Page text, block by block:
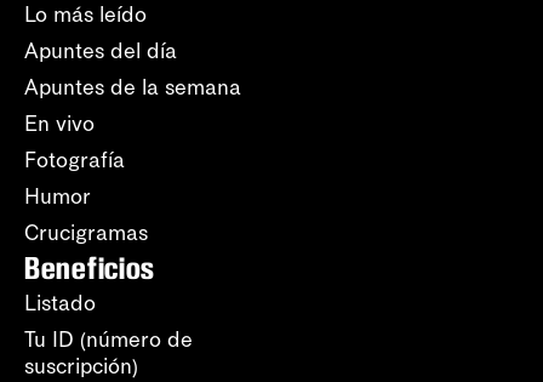
Lo más leído
Apuntes del día
Apuntes de la semana
En vivo
Fotografía
Humor
Crucigramas
Beneficios
Listado
Tu ID (número de
suscripción)